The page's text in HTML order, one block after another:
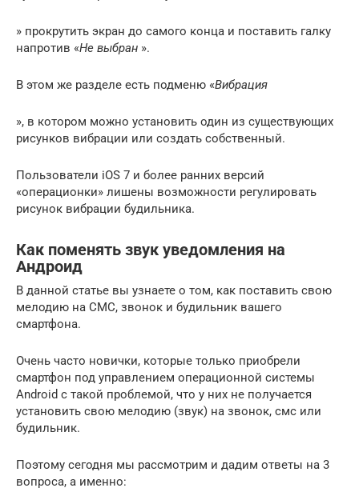
» прокрутить экран до самого конца и поставить галку
напротив «Не выбран ».
В этом же разделе есть подменю «Вибрация
», в котором можно установить один из существующих
рисунков вибрации или создать собственный.
Пользователи iOS 7 и более ранних версий
«операционки» лишены возможности регулировать
рисунок вибрации будильника.
Как поменять звук уведомления на
Андроид
В данной статье вы узнаете о том, как поставить свою
мелодию на СМС, звонок и будильник вашего
смартфона.
Очень часто новички, которые только приобрели
смартфон под управлением операционной системы
Android с такой проблемой, что у них не получается
установить свою мелодию (звук) на звонок, смс или
будильник.
Поэтому сегодня мы рассмотрим и дадим ответы на 3
вопроса, а именно: